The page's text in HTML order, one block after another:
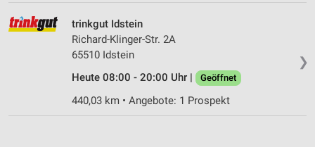
❯
trinkgut Idstein
Richard-Klinger-Str. 2A
65510 Idstein
Heute 08:00 - 20:00 Uhr |
Geöffnet
440,03 km • Angebote: 1 Prospekt